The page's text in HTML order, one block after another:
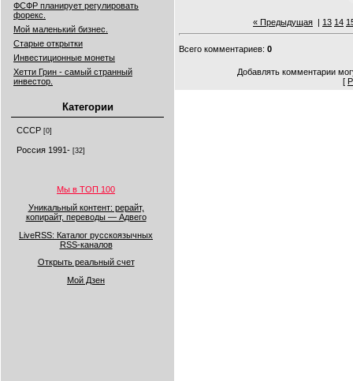
ФСФР планирует регулировать
форекс.
Мой маленький бизнес.
Старые открытки
Инвестиционные монеты
Хетти Грин - самый странный
инвестор.
Категории
СССР [0]
Россия 1991- [32]
Мы в ТОП 100
Уникальный контент: рерайт,
копирайт, переводы — Адвего
LiveRSS: Каталог русскоязычных
RSS-каналов
Открыть реальный счет
Мой Дзен
« Предыдущая | 13 14
Всего комментариев: 0
Добавлять комментарии
[